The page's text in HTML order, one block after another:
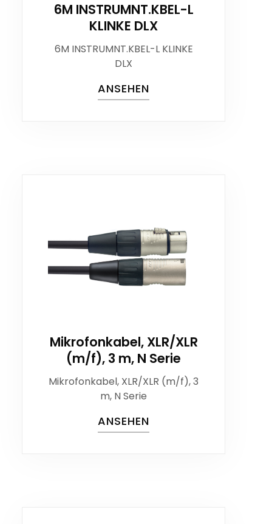
6M INSTRUMNT.KBEL-L
KLINKE DLX
6M INSTRUMNT.KBEL-L KLINKE
DLX
ANSEHEN
Mikrofonkabel, XLR/XLR
(m/f), 3 m, N Serie
Mikrofonkabel, XLR/XLR (m/f), 3
m, N Serie
ANSEHEN